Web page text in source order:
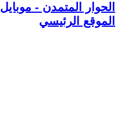
الحوار المتمدن - موبايل
الموقع الرئيسي